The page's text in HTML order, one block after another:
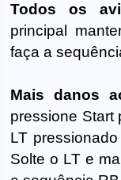
Todos os
principal
faça a
Mais danos
pressione Start
LT
Solte o LT e